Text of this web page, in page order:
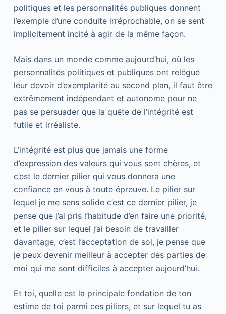
politiques et les personnalités publiques donnent
l’exemple d’une conduite irréprochable, on se sent
implicitement incité à agir de la même façon.
Mais dans un monde comme aujourd’hui, où les
personnalités politiques et publiques ont relégué
leur devoir d’exemplarité au second plan, il faut être
extrêmement indépendant et autonome pour ne
pas se persuader que la quête de l’intégrité est
futile et irréaliste.
L’intégrité est plus que jamais une forme
d’expression des valeurs qui vous sont chères, et
c’est le dernier pilier qui vous donnera une
confiance en vous à toute épreuve. Le pilier sur
lequel je me sens solide c’est ce dernier pilier, je
pense que j’ai pris l’habitude d’en faire une priorité,
et le pilier sur lequel j’ai besoin de travailler
davantage, c’est l’acceptation de soi, je pense que
je peux devenir meilleur à accepter des parties de
moi qui me sont difficiles à accepter aujourd’hui.
Et toi, quelle est la principale fondation de ton
estime de toi parmi ces piliers, et sur lequel tu as